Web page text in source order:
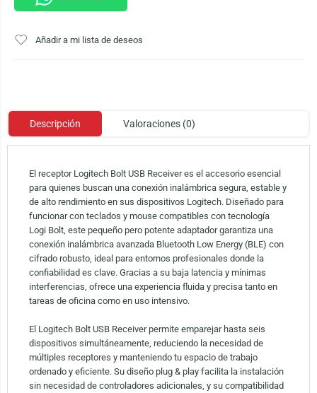
Añadir a mi lista de deseos
Descripción Valoraciones (0)
El receptor Logitech Bolt USB Receiver es el accesorio esencial
para quienes buscan una conexión inalámbrica segura, estable y
de alto rendimiento en sus dispositivos Logitech. Diseñado para
funcionar con teclados y mouse compatibles con tecnología
Logi Bolt, este pequeño pero potente adaptador garantiza una
conexión inalámbrica avanzada Bluetooth Low Energy (BLE) con
cifrado robusto, ideal para entornos profesionales donde la
confiabilidad es clave. Gracias a su baja latencia y mínimas
interferencias, ofrece una experiencia fluida y precisa tanto en
tareas de oficina como en uso intensivo.
El Logitech Bolt USB Receiver permite emparejar hasta seis
dispositivos simultáneamente, reduciendo la necesidad de
múltiples receptores y manteniendo tu espacio de trabajo
ordenado y eficiente. Su diseño plug & play facilita la instalación
sin necesidad de controladores adicionales, y su compatibilidad